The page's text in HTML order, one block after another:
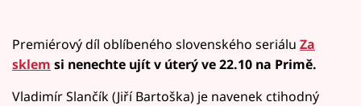
Premiérový díl oblíbeného slovenského seriálu Za
sklem si nenechte ujít v úterý ve 22.10 na Primě.
Vladimír Slančík (Jiří Bartoška) je navenek ctihodný